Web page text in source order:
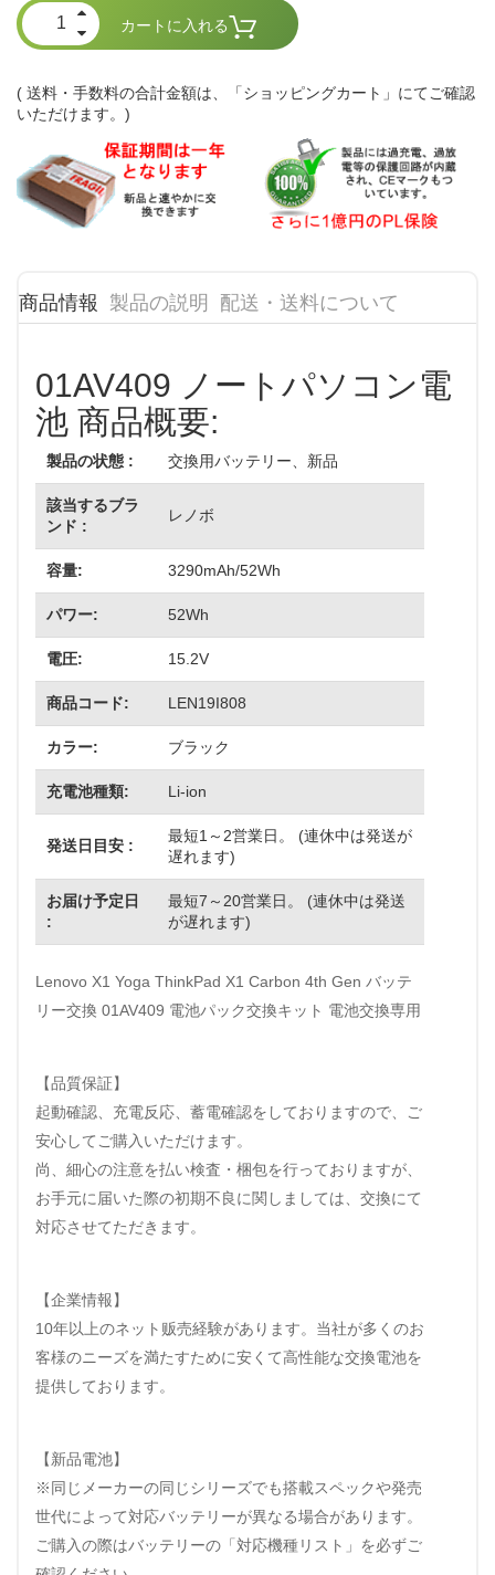
カートに入れる
( 送料・手数料の合計金額は、「ショッピングカート」にてご確認
いただけます。)
商品情報 製品の説明 配送・送料について
01AV409 ノートパソコン電
池 商品概要:
製品の状態 : 交換用バッテリー、新品
該当するブラ
ンド :
レノボ
容量: 3290mAh/52Wh
パワー: 52Wh
電圧: 15.2V
商品コード: LEN19I808
カラー: ブラック
充電池種類: Li-ion
発送日目安 :
最短1～2営業日。 (連休中は発送が
遅れます)
お届け予定日
:
最短7～20営業日。 (連休中は発送
が遅れます)
Lenovo X1 Yoga ThinkPad X1 Carbon 4th Gen バッテ
リー交換 01AV409 電池パック交換キット 電池交換専用
【品質保証】
起動確認、充電反応、蓄電確認をしておりますので、ご
安心してご購入いただけます。
尚、細心の注意を払い検査・梱包を行っておりますが、
お手元に届いた際の初期不良に関しましては、交換にて
対応させてただきます。
【企業情報】
10年以上のネット贩売経験があります。当社が多くのお
客様のニーズを満たすために安くて高性能な交換電池を
提供しております。
【新品電池】
※同じメーカーの同じシリーズでも搭載スペックや発売
世代によって対応バッテリーが異なる場合があります。
ご購入の際はバッテリーの「対応機種リスト」を必ずご